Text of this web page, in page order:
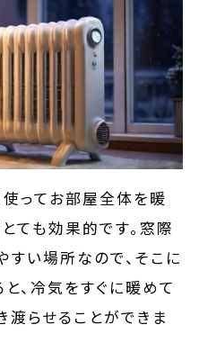
ってお部屋全体を暖
ても効果的です。窓際
い場所なので、そこに
、冷気をすぐに暖めて
らせることができま